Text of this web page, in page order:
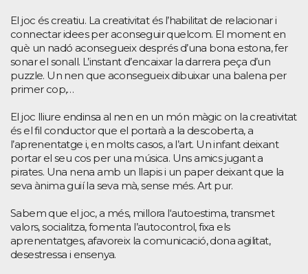
El joc és creatiu. La creativitat és l’habilitat de relacionar i
connectar idees per aconseguir quelcom. El moment en
què un nadó aconsegueix després d’una bona estona, fer
sonar el sonall. L’instant d’encaixar la darrera peça d’un
puzzle. Un nen que aconsegueix dibuixar una balena per
primer cop,…
El joc lliure endinsa al nen en un món màgic on la creativitat
és el fil conductor que el portarà a la descoberta, a
l’aprenentatge i, en molts casos, a l’art. Un infant deixant
portar el seu cos per una música. Uns amics jugant a
pirates. Una nena amb un llapis i un paper deixant que la
seva ànima guií la seva mà, sense més. Art pur.
Sabem que el joc, a més, millora l‘autoestima, transmet
valors, socialitza, fomenta l’autocontrol, fixa els
aprenentatges, afavoreix la comunicació, dona agilitat,
desestressa i ensenya.